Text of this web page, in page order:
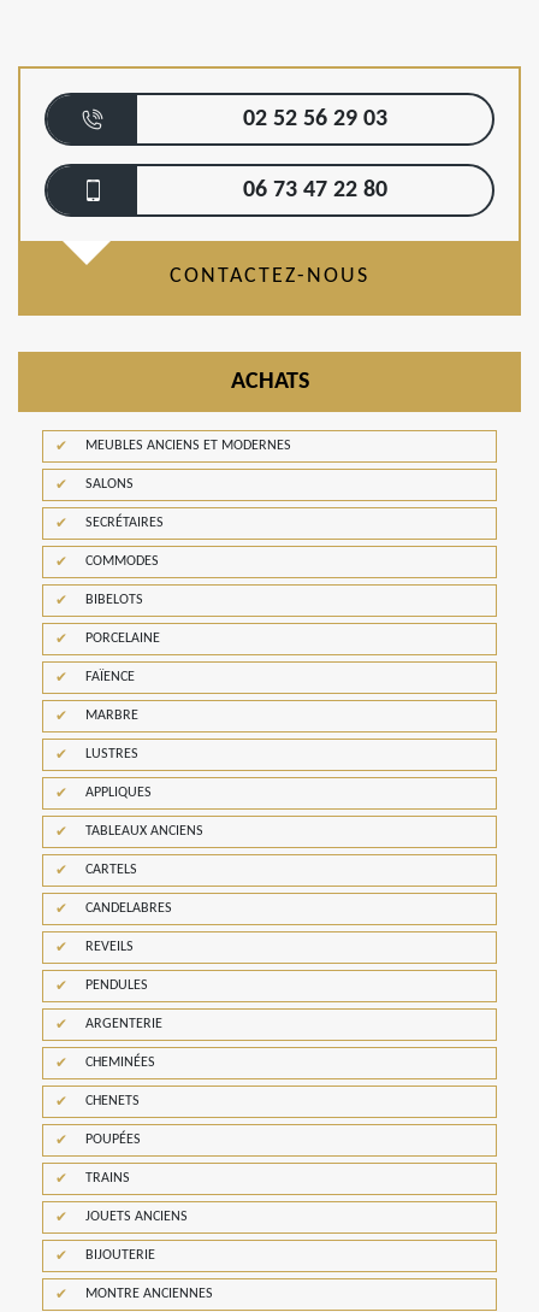
02 52 56 29 03
06 73 47 22 80
CONTACTEZ-NOUS
ACHATS
MEUBLES ANCIENS ET MODERNES
SALONS
SECRÉTAIRES
COMMODES
BIBELOTS
PORCELAINE
FAÏENCE
MARBRE
LUSTRES
APPLIQUES
TABLEAUX ANCIENS
CARTELS
CANDELABRES
REVEILS
PENDULES
ARGENTERIE
CHEMINÉES
CHENETS
POUPÉES
TRAINS
JOUETS ANCIENS
BIJOUTERIE
MONTRE ANCIENNES